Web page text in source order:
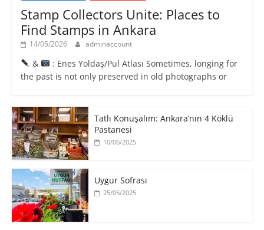
Stamp Collectors Unite: Places to
Find Stamps in Ankara
14/05/2026 adminaccount
&
: Enes Yoldaş/Pul Atlası Sometimes, longing for
the past is not only preserved in old photographs or
Tatlı Konuşalım: Ankara’nın 4 Köklü
Pastanesi
10/06/2025
Uygur Sofrası
25/05/2025